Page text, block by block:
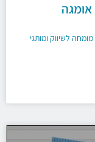
אומגה
לשיווק ומותגי